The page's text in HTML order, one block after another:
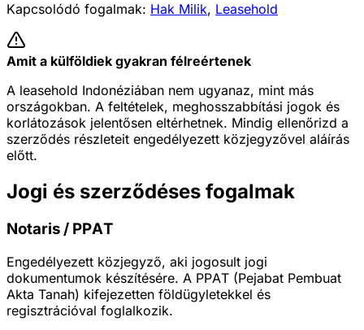
Kapcsolódó fogalmak: Hak Milik, Leasehold
Amit a külföldiek gyakran félreértenek
A leasehold Indonéziában nem ugyanaz, mint más
országokban. A feltételek, meghosszabbítási jogok és
korlátozások jelentősen eltérhetnek. Mindig ellenőrizd a
szerződés részleteit engedélyezett közjegyzővel aláírás
előtt.
Jogi és szerződéses fogalmak
Notaris / PPAT
Engedélyezett közjegyző, aki jogosult jogi
dokumentumok készítésére. A PPAT (Pejabat Pembuat
Akta Tanah) kifejezetten földügyletekkel és
regisztrációval foglalkozik.